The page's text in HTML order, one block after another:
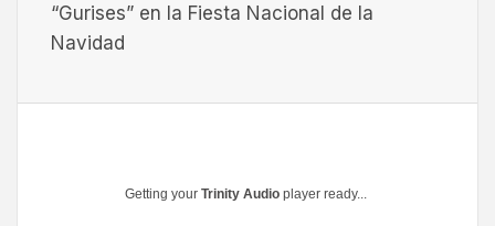
“Gurises” en la Fiesta Nacional de la
Navidad
Getting your Trinity Audio player ready...